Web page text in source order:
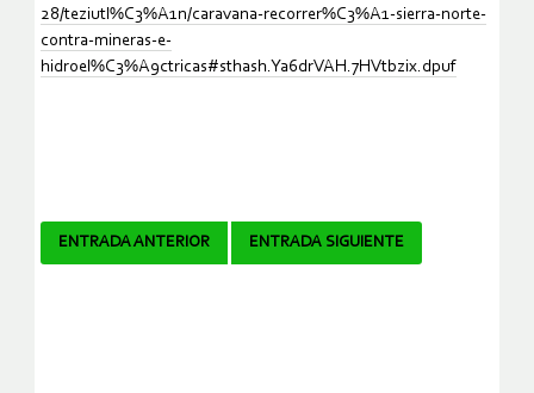
28/teziutl%C3%A1n/caravana-recorrer%C3%A1-sierra-norte-
contra-mineras-e-
hidroel%C3%A9ctricas#sthash.Ya6drVAH.7HVtbzix.dpuf
Navegador
ENTRADA ANTERIOR ENTRADA SIGUIENTE